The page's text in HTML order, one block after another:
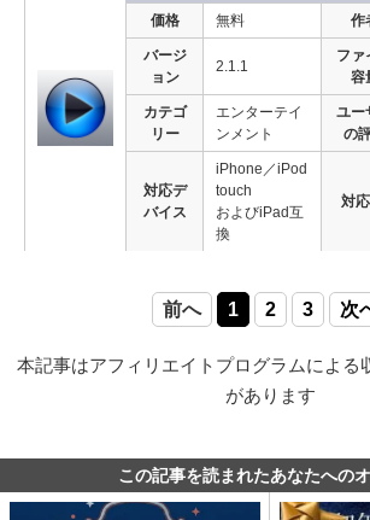
価格 無料 作
バージ
ョン
2.1.1
ファ
容
カテゴ
リー
エンターテイ
ンメント
ユー
の
対応デ
バイス
iPhone／iPod
touch
およびiPad互
換
対
前へ 1 2 3 次
本記事はアフィリエイトプログラムによる
があります
この記事を読まれたあなたへの